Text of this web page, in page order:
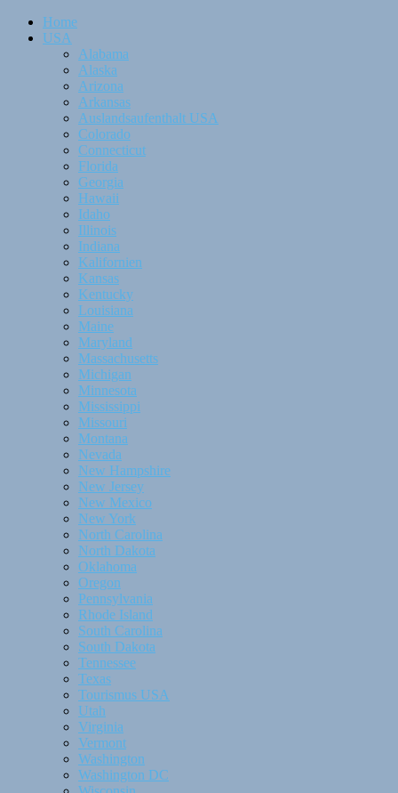
Home
USA
Alabama
Alaska
Arizona
Arkansas
Auslandsaufenthalt USA
Colorado
Connecticut
Florida
Georgia
Hawaii
Idaho
Illinois
Indiana
Kalifornien
Kansas
Kentucky
Louisiana
Maine
Maryland
Massachusetts
Michigan
Minnesota
Mississippi
Missouri
Montana
Nevada
New Hampshire
New Jersey
New Mexico
New York
North Carolina
North Dakota
Oklahoma
Oregon
Pennsylvania
Rhode Island
South Carolina
South Dakota
Tennessee
Texas
Tourismus USA
Utah
Virginia
Vermont
Washington
Washington DC